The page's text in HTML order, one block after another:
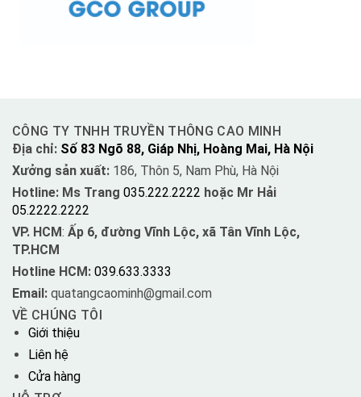
CÔNG TY TNHH TRUYỀN THÔNG CAO MINH
Địa chỉ: Số 83 Ngõ 88, Giáp Nhị, Hoàng Mai, Hà Nội
Xưởng sản xuất: 186, Thôn 5, Nam Phù, Hà Nội
Hotline: Ms Trang 035.222.2222 hoặc Mr Hải
05.2222.2222
VP. HCM: Ấp 6, đường Vĩnh Lộc, xã Tân Vĩnh Lộc,
TP.HCM
Hotline HCM: 039.633.3333
Email: quatangcaominh@gmail.com
VỀ CHÚNG TÔI
Giới thiệu
Liên hệ
Cửa hàng